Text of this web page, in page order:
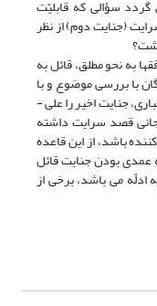
سؤالی که قابلیّت
(جنایت دوم) از نظر
به نحو مطلق، قائل به
با بررسی موضوع و با
جنایت اخیر را علی
قصد سرایت داشته
باشد، از این قاعده
عمدی بودن جنایت قائل
ادلّه می ­باشد، برخی از